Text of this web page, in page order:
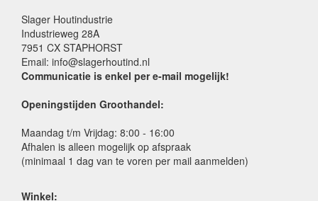
Slager Houtindustrie
Industrieweg 28A
7951 CX STAPHORST
Email: info@slagerhoutind.nl
Communicatie is enkel per e-mail mogelijk!
Openingstijden Groothandel:
Maandag t/m Vrijdag: 8:00 - 16:00
Afhalen is alleen mogelijk op afspraak
(minimaal 1 dag van te voren per mail aanmelden)
Winkel: